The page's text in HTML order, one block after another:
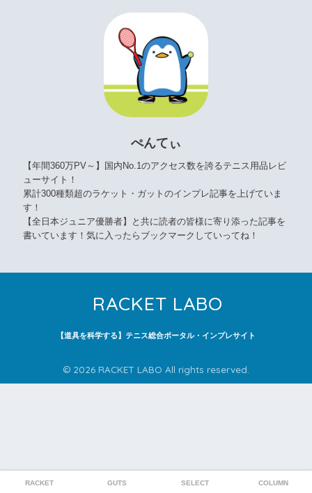
ぺんてぃ
【年間360万PV～】国内No.1のアクセス数を誇るテニス用品レビ
ューサイト！
累計300種類超のラケット・ガットのインプレ記事を上げていま
す！
【全日本ジュニア優勝者】と共に読者の皆様に寄り添った記事を
書いています！気に入ったらブックマークしていってね！
RACKET LABO
【道具を科学する】テニス総合ポータル・インプレサイト
© 2026 RACKET LABO All rights reserved.
RACKET GUTS SELECT COLUMN